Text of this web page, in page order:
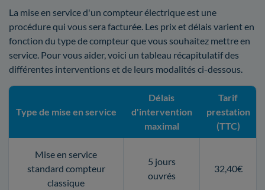
La mise en service d'un compteur électrique est une
procédure qui vous sera facturée. Les prix et délais varient en
fonction du type de compteur que vous souhaitez mettre en
service. Pour vous aider, voici un tableau récapitulatif des
différentes interventions et de leurs modalités ci-dessous.
Type de mise en service
Délais
d'intervention
maximal
Tarif
prestation
(TTC)
Mise en service
standard compteur
classique
5 jours
ouvrés
32,40€